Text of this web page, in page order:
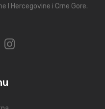
I Hercegovine i Crne Gore.